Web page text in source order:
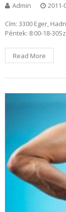
Admin 2011-
Cím: 3300 Eger,
Péntek: 8:00-18-
Read More